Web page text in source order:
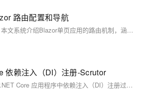
路由配置和导航
大家好，我是码农刚子。本文系统介绍Blazor单页应用的路由机制，涵盖基础配置、路由参数、编程式导航及高级功能。通过@page指令定义路由，支持参数约束、可选参数与通配符捕获，结合NavigationManager实现页面跳转与参数传递，并演示用户管理、产品展示等典型场景，全面掌握Blazor路由从入门到实战的完整方案。
依赖注入（DI）注册-Scrutor
Scrutor 是一个简化 ASP.NET Core 应用程序中依赖注入（DI）注册过程的开源库，支持自动扫描和注册服务。通过简单的配置，开发者可以轻松地从指定程序集中筛选、注册服务，并设置其生命周期，同时支持服务装饰等高级功能。适用于大型项目，提高代码的可维护性和简洁性。仓库地址：&lt;https://github.com/khellang/Scrutor&gt;